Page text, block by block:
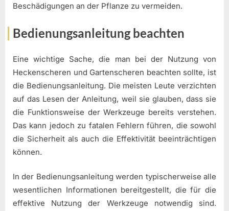
Beschädigungen an der Pflanze zu vermeiden.
Bedienungsanleitung beachten
Eine wichtige Sache, die man bei der Nutzung von
Heckenscheren und Gartenscheren beachten sollte, ist
die Bedienungsanleitung. Die meisten Leute verzichten
auf das Lesen der Anleitung, weil sie glauben, dass sie
die Funktionsweise der Werkzeuge bereits verstehen.
Das kann jedoch zu fatalen Fehlern führen, die sowohl
die Sicherheit als auch die Effektivität beeinträchtigen
können.
In der Bedienungsanleitung werden typischerweise alle
wesentlichen Informationen bereitgestellt, die für die
effektive Nutzung der Werkzeuge notwendig sind.